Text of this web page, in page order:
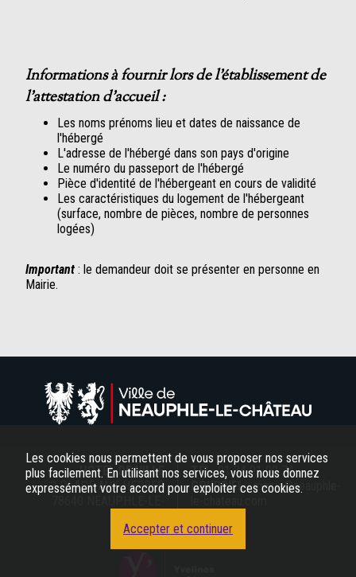
Les cookies nous permettent de vous proposer nos services
plus facilement. En utilisant nos services, vous nous donnez
expressément votre accord pour exploiter ces cookies.
Accepter et continuer
Informations à fournir lors de l'établissement de
l'attestation d'accueil :
Les noms prénoms lieu et dates de naissance de
l'hébergé
L'adresse de l'hébergé dans son pays d'origine
Le numéro du passeport de l'hébergé
Pièce d'identité de l'hébergeant en cours de validité
Les caractéristiques du logement de l'hébergeant
(surface, nombre de pièces, nombre de personnes
logées)
Important : le demandeur doit se présenter en personne en
Mairie.
HÔTEL DE VILLE
2 PLACE AUX HERBES
TÉL.01 34 91 00 74
COURRIEL : mairie@neauphle-